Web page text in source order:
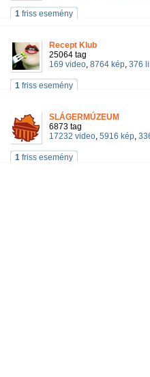
1 friss esemény
Recept Klub
25064 tag
169 video, 8764 kép, 376
1 friss esemény
SLÁGERMÚZEUM
6873 tag
17232 video, 5916 kép,
1 friss esemény